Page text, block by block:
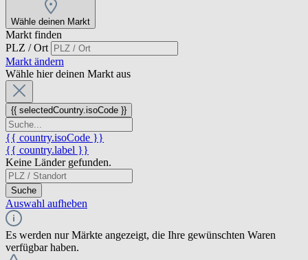
Wähle deinen Markt
Markt finden
PLZ / Ort
Markt ändern
Wähle hier deinen Markt aus
{{ selectedCountry.isoCode }}
{{ country.isoCode }}
{{ country.label }}
Keine Länder gefunden.
Suche
Auswahl aufheben
Es werden nur Märkte angezeigt, die Ihre gewünschten Waren
verfügbar haben.